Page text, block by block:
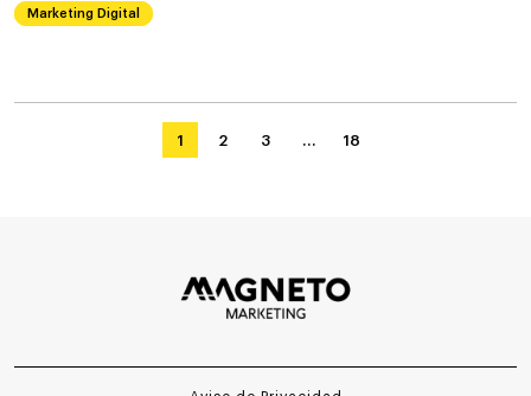
Marketing Digital
1 2 3 … 18